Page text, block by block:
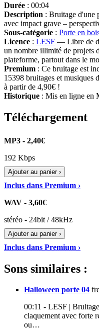
Durée : 00:04
Description : Bruitage d'une
avec impact grave –
Sous-catégorie : Porte en
Licence : LESF — Libre de
un nombre illimité de projets
plateforme, partout dans le
Premium : Ce bruitage est
15398 bruitages et musiques
à partir de 4,90€ !
Historique : Mis en ligne en
Téléchargement
MP3 - 2,40€
192 Kbps
Ajouter au panier ›
Inclus dans Premium ›
WAV - 3,60€
stéréo - 24bit / 48kHz
Ajouter au panier ›
Inclus dans Premium ›
Sons similaires :
Halloween porte 04
00:11 - LESF |
claquement avec forte
ou…